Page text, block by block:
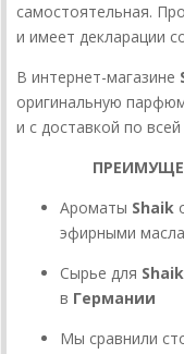
самостоятельная.
и имеет декларации
В интернет-магазине
оригинальную
и с доставкой по
Ароматы Shaik
эфирными
Сырье для Shaik
в Германии
Мы сравнили